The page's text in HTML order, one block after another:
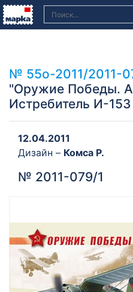
№ 55о-2011/2011-
"Оружие Победы.
Истребитель И-
12.04.2011
Дизайн – Комса Р.
№ 2011-079/1